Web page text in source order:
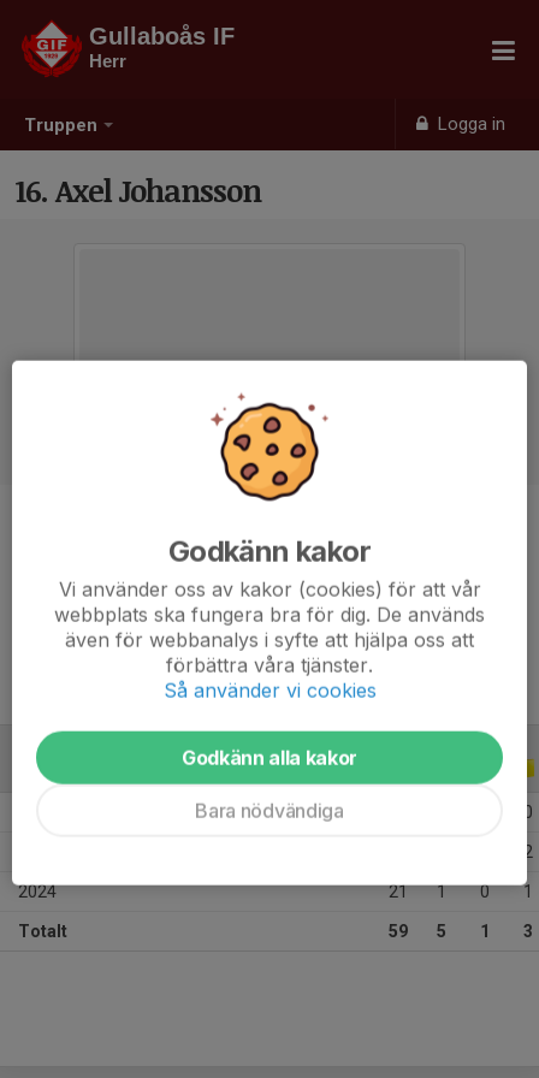
Truppen Logga in
Gullaboås IF
Herr
16. Axel Johansson
Tidigare klubbar
Kristianopel
ALLA SERIER ALLA ÅR
0
2
2024 21 1 0 1
Totalt 59 5 1 3
Godkänn kakor
Vi använder oss av kakor (cookies) för att vår
webbplats ska fungera bra för dig. De används
även för webbanalys i syfte att hjälpa oss att
förbättra våra tjänster.
Så använder vi cookies
Godkänn alla kakor
Bara nödvändiga